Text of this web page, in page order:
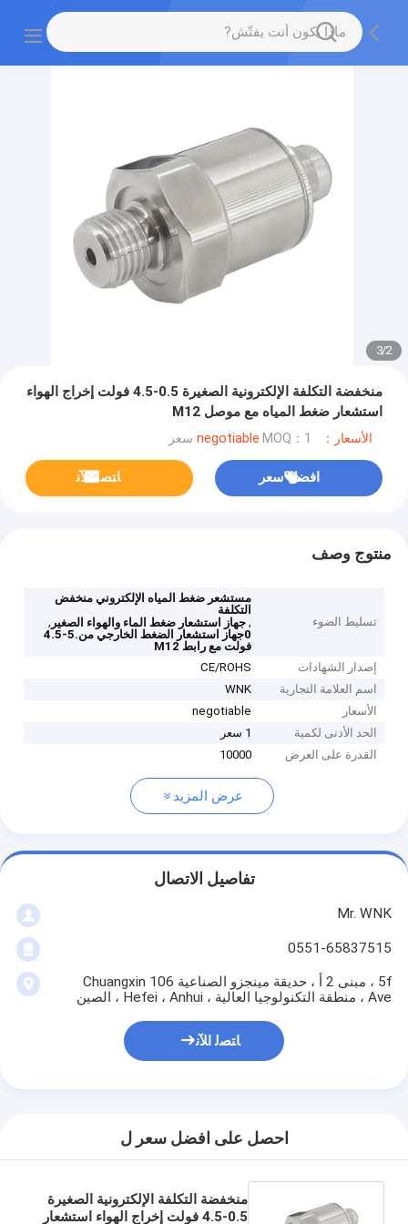
2
/
3
منخفضة التكلفة الإلكترونية الصغيرة 0.5-4.5 فولت إخراج الهواء
استشعار ضغط المياه مع موصل M12
الأسعار：negotiable MOQ：1 سعر
افضل سعر ﺎﺘﺼﻟ ﺍﻶﻧ
منتوج وصف
تسليط الضوء
مستشعر ضغط المياه الإلكتروني منخفض
التكلفة
,جهاز استشعار ضغط الماء والهواء الصغير ,
0جهاز استشعار الضغط الخارجي من.5-4.5
فولت مع رابط M12
إصدار الشهادات
CE/ROHS
اسم العلامة التجارية
WNK
الأسعار
negotiable
الحد الأدنى لكمية
1 سعر
القدرة على العرض
10000
عرض المزيد
تفاصيل الاتصال
Mr. WNK
0551-65837515
5f ، مبنى 2 أ ، حديقة مينجزو الصناعية 106 Chuangxin
Ave ، منطقة التكنولوجيا العالية ، Hefei ، Anhui ، الصين
ﺎﺘﺼﻟ ﺍﻶﻧ
احصل على افضل سعر ل
منخفضة التكلفة الإلكترونية الصغيرة
0.5-4.5 فولت إخراج الهواء استشعار